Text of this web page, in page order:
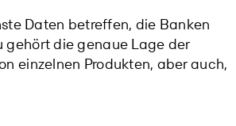
Daten betreffen, die Banken
gehört die genaue Lage der
einzelnen Produkten, aber auch,